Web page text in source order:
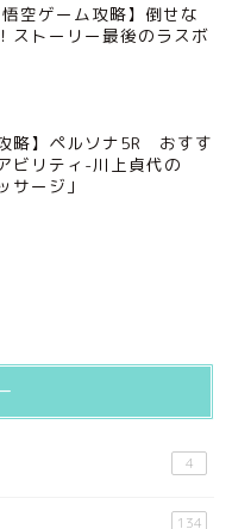
悟空ゲーム攻略】倒せな
ストーリー最後のラスボ
略】ペルソナ5R おすす
ビリティ-川上貞代の
サージ」
4
134